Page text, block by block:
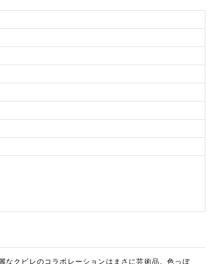
なクビレのコラボレーションはまさに芸術品。色っぽ